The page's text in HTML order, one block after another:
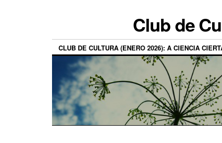
Club de
CLUB DE CULTURA (ENERO 2026): A CIENCIA